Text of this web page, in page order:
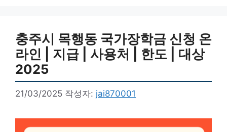
충주시 목행동 국가장학금 신청 온
라인 | 지급 | 사용처 | 한도 | 대상
2025
21/03/2025 작성자: jai870001